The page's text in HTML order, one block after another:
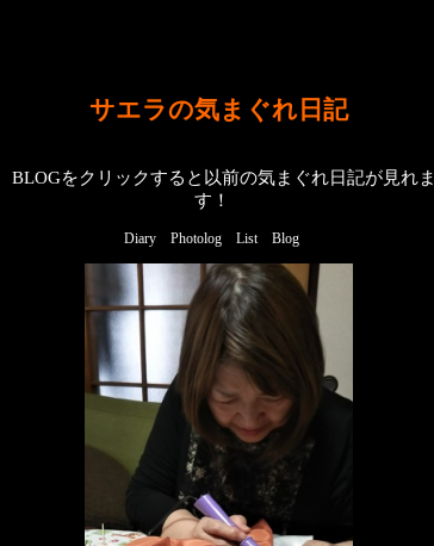
サエラの気まぐれ日記
BLOGをクリックすると以前の気まぐれ日記が見れま
す！
Diary Photolog List Blog